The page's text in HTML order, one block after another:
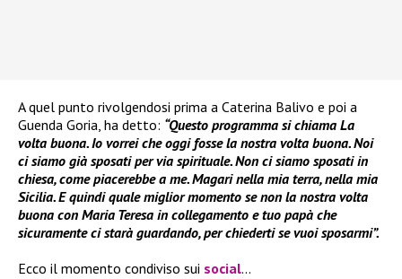
A quel punto rivolgendosi prima a Caterina Balivo e poi a
Guenda Goria, ha detto: “Questo programma si chiama La
volta buona. Io vorrei che oggi fosse la nostra volta buona. Noi
ci siamo già sposati per via spirituale. Non ci siamo sposati in
chiesa, come piacerebbe a me. Magari nella mia terra, nella mia
Sicilia. E quindi quale miglior momento se non la nostra volta
buona con Maria Teresa in collegamento e tuo papà che
sicuramente ci starà guardando, per chiederti se vuoi sposarmi”.
Ecco il momento condiviso sui social…